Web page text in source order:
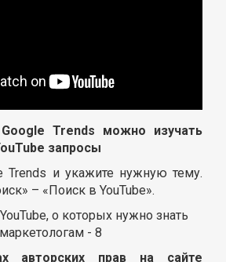
Trends можно изучать
запросы
Trends и укажите нужную тему.
– «Поиск в YouTube».
авторских прав на сайте